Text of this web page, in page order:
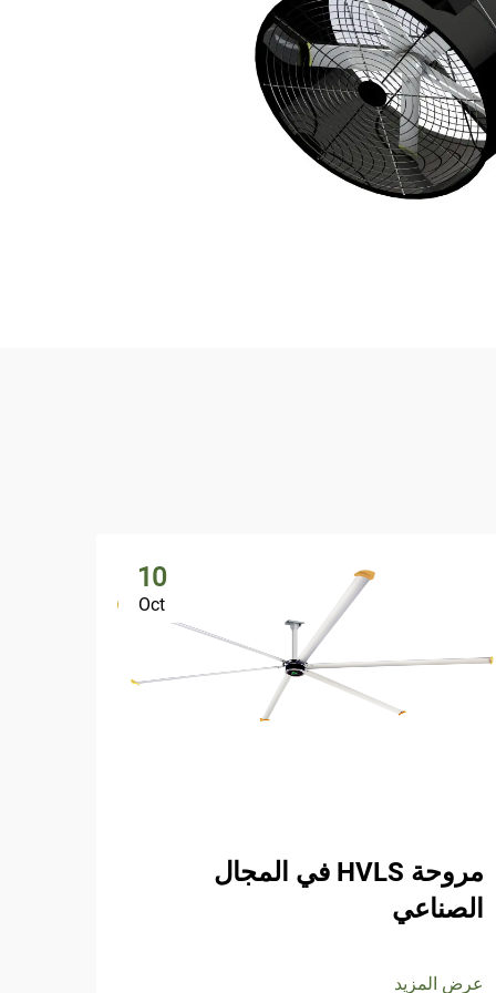
10
Oct
مروحة HVLS في المجال
الصناعي
عرض المزيد